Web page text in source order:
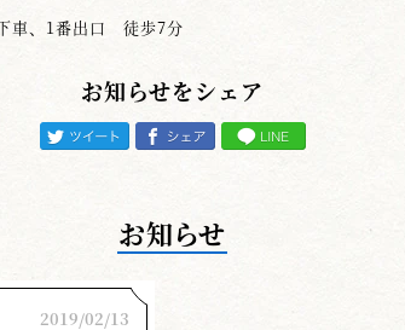
思います。
え、気迫、触刃の間、攻め崩し、
、打突後の体勢、残心等々、一連の
心掛けて頂きたいと思います。
車、1番出口 徒歩7分
お知らせをシェア
お知らせ
2019/02/13